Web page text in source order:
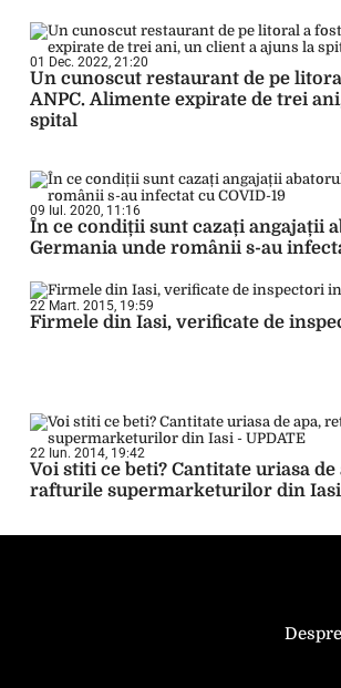
01 Dec. 2022, 21:20
Un cunoscut restaurant de pe
ANPC. Alimente expirate de trei
spital
09 Iul. 2020, 11:16
În ce condiții sunt cazați angajații
Germania unde românii s-au
22 Mart. 2015, 19:59
Firmele din Iasi, verificate de
22 Iun. 2014, 19:42
Voi stiti ce beti? Cantitate uriasa de
rafturile supermarketurilor din Iasi